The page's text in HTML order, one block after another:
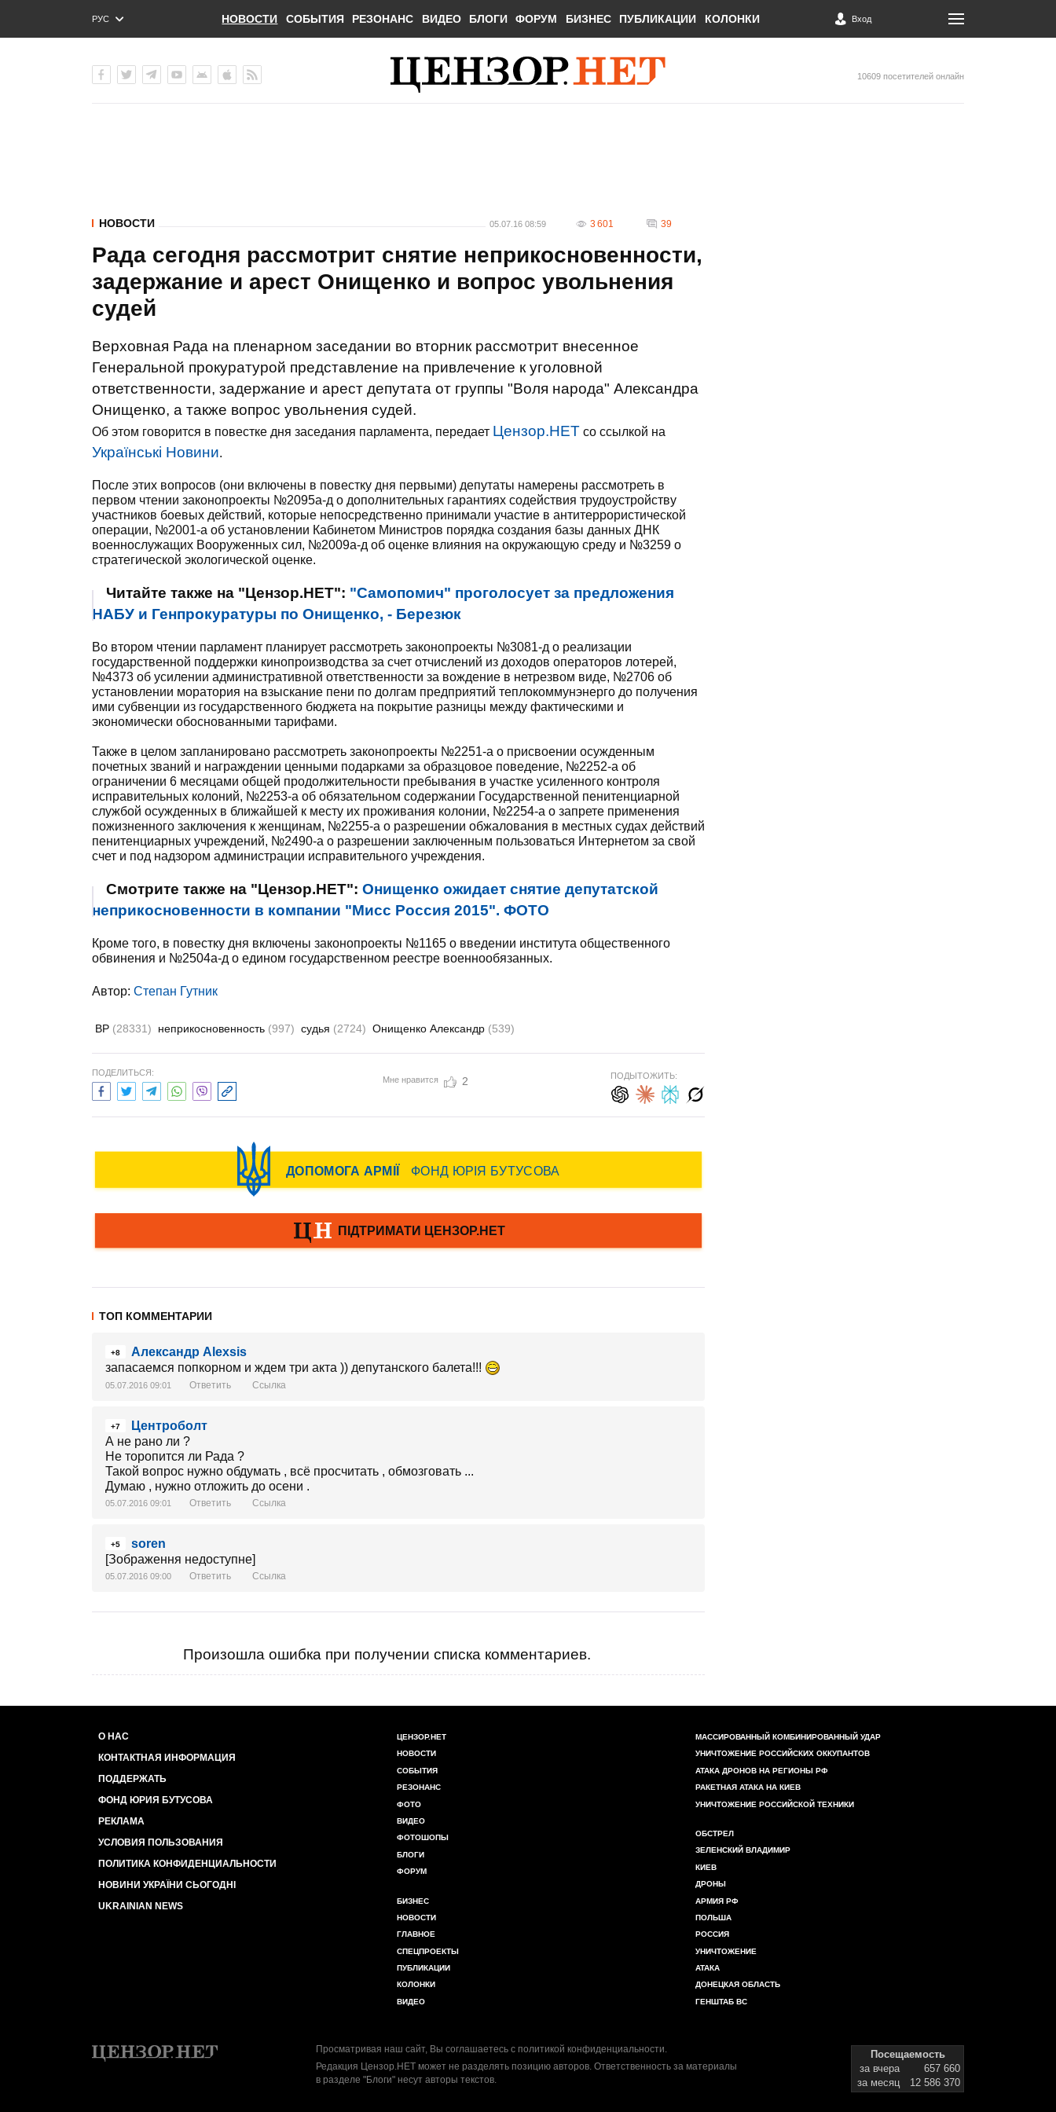
РУС
ENG
НОВОСТИ СОБЫТИЯ РЕЗОНАНС ВИДЕО БЛОГИ ФОРУМ БИЗНЕС ПУБЛИКАЦИИ КОЛОНКИ Вход
10609 посетителей онлайн
НОВОСТИ 05.07.16 08:59 3 601 39
Рада сегодня рассмотрит снятие неприкосновенности,
задержание и арест Онищенко и вопрос увольнения
судей
Верховная Рада на пленарном заседании во вторник рассмотрит внесенное
Генеральной прокуратурой представление на привлечение к уголовной
ответственности, задержание и арест депутата от группы "Воля народа" Александра
Онищенко, а также вопрос увольнения судей.
Об этом говорится в повестке дня заседания парламента, передает Цензор.НЕТ со ссылкой на
Українські Новини.
После этих вопросов (они включены в повестку дня первыми) депутаты намерены рассмотреть в
первом чтении законопроекты №2095а-д о дополнительных гарантиях содействия трудоустройству
участников боевых действий, которые непосредственно принимали участие в антитеррористической
операции, №2001-а об установлении Кабинетом Министров порядка создания базы данных ДНК
военнослужащих Вооруженных сил, №2009а-д об оценке влияния на окружающую среду и №3259 о
стратегической экологической оценке.
Читайте также на "Цензор.НЕТ": "Самопомич" проголосует за предложения
НАБУ и Генпрокуратуры по Онищенко, - Березюк
Во втором чтении парламент планирует рассмотреть законопроекты №3081-д о реализации
государственной поддержки кинопроизводства за счет отчислений из доходов операторов лотерей,
№4373 об усилении административной ответственности за вождение в нетрезвом виде, №2706 об
установлении моратория на взыскание пени по долгам предприятий теплокоммунэнерго до получения
ими субвенции из государственного бюджета на покрытие разницы между фактическими и
экономически обоснованными тарифами.
Также в целом запланировано рассмотреть законопроекты №2251-а о присвоении осужденным
почетных званий и награждении ценными подарками за образцовое поведение, №2252-а об
ограничении 6 месяцами общей продолжительности пребывания в участке усиленного контроля
исправительных колоний, №2253-а об обязательном содержании Государственной пенитенциарной
службой осужденных в ближайшей к месту их проживания колонии, №2254-а о запрете применения
пожизненного заключения к женщинам, №2255-а о разрешении обжалования в местных судах действий
пенитенциарных учреждений, №2490-а о разрешении заключенным пользоваться Интернетом за свой
счет и под надзором администрации исправительного учреждения.
Смотрите также на "Цензор.НЕТ": Онищенко ожидает снятие депутатской
неприкосновенности в компании "Мисс Россия 2015". ФОТО
Кроме того, в повестку дня включены законопроекты №1165 о введении института общественного
обвинения и №2504а-д о едином государственном реестре военнообязанных.
Автор: Степан Гутник
ВР (28331) неприкосновенность (997) судья (2724) Онищенко Александр (539)
ПОДЕЛИТЬСЯ:
Мне нравится 2 ПОДЫТОЖИТЬ:
ТОП КОММЕНТАРИИ
+8
Aлександр Alexsis
запасаемся попкорном и ждем три акта )) депутанского балета!!!
05.07.2016 09:01 Ответить Ссылка
+7
Центроболт
А не рано ли ?
Не торопится ли Рада ?
Такой вопрос нужно обдумать , всё просчитать , обмозговать ...
Думаю , нужно отложить до осени .
05.07.2016 09:01 Ответить Ссылка
+5
soren
[Зображення недоступне]
05.07.2016 09:00 Ответить Ссылка
Произошла ошибка при получении списка комментариев.
О НАС
КОНТАКТНАЯ ИНФОРМАЦИЯ
ПОДДЕРЖАТЬ
ФОНД ЮРИЯ БУТУСОВА
РЕКЛАМА
УСЛОВИЯ ПОЛЬЗОВАНИЯ
ПОЛИТИКА КОНФИДЕНЦИАЛЬНОСТИ
НОВИНИ УКРАЇНИ СЬОГОДНІ
UKRAINIAN NEWS
ЦЕНЗОР.НЕТ
НОВОСТИ
СОБЫТИЯ
РЕЗОНАНС
ФОТО
ВИДЕО
ФОТОШОПЫ
БЛОГИ
ФОРУМ
БИЗНЕС
НОВОСТИ
ГЛАВНОЕ
СПЕЦПРОЕКТЫ
ПУБЛИКАЦИИ
КОЛОНКИ
ВИДЕО
МАССИРОВАННЫЙ КОМБИНИРОВАННЫЙ УДАР
УНИЧТОЖЕНИЕ РОССИЙСКИХ ОККУПАНТОВ
АТАКА ДРОНОВ НА РЕГИОНЫ РФ
РАКЕТНАЯ АТАКА НА КИЕВ
УНИЧТОЖЕНИЕ РОССИЙСКОЙ ТЕХНИКИ
ОБСТРЕЛ
ЗЕЛЕНСКИЙ ВЛАДИМИР
КИЕВ
ДРОНЫ
АРМИЯ РФ
ПОЛЬША
РОССИЯ
УНИЧТОЖЕНИЕ
АТАКА
ДОНЕЦКАЯ ОБЛАСТЬ
ГЕНШТАБ ВС
Просматривая наш сайт, Вы соглашаетесь с политикой конфиденциальности.
Редакция Цензор.НЕТ может не разделять позицию авторов. Ответственность за материалы
в разделе "Блоги" несут авторы текстов.
Посещаемость
за вчера
657 660
за месяц
12 586 370